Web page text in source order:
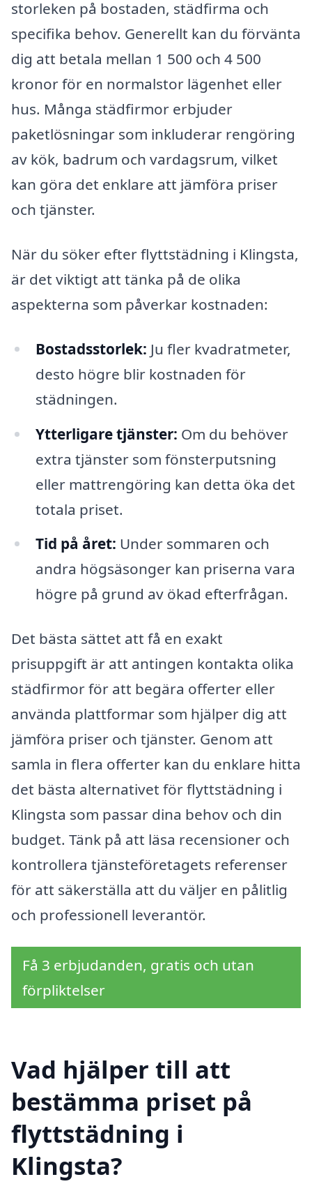
storleken på bostaden, städfirma och
specifika behov. Generellt kan du förvänta
dig att betala mellan 1 500 och 4 500
kronor för en normalstor lägenhet eller
hus. Många städfirmor erbjuder
paketlösningar som inkluderar rengöring
av kök, badrum och vardagsrum, vilket
kan göra det enklare att jämföra priser
och tjänster.
När du söker efter flyttstädning i Klingsta,
är det viktigt att tänka på de olika
aspekterna som påverkar kostnaden:
Bostadsstorlek: Ju fler kvadratmeter,
desto högre blir kostnaden för
städningen.
Ytterligare tjänster: Om du behöver
extra tjänster som fönsterputsning
eller mattrengöring kan detta öka det
totala priset.
Tid på året: Under sommaren och
andra högsäsonger kan priserna vara
högre på grund av ökad efterfrågan.
Det bästa sättet att få en exakt
prisuppgift är att antingen kontakta olika
städfirmor för att begära offerter eller
använda plattformar som hjälper dig att
jämföra priser och tjänster. Genom att
samla in flera offerter kan du enklare hitta
det bästa alternativet för flyttstädning i
Klingsta som passar dina behov och din
budget. Tänk på att läsa recensioner och
kontrollera tjänsteföretagets referenser
för att säkerställa att du väljer en pålitlig
och professionell leverantör.
Få 3 erbjudanden, gratis och utan
förpliktelser
Vad hjälper till att
bestämma priset på
flyttstädning i
Klingsta?